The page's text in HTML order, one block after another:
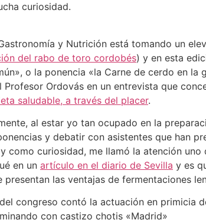
curiosidad.
y Nutrición está tomando un
del rabo de toro cordobés) y en esta
o la ponencia «la Carne de cerdo en
Ordovás en un entrevista que
saludable, a través del placer.
al estar yo tan ocupado en la
y debatir con asistentes que han
como curiosidad, me llamó la atención
en un artículo en el diario de Sevilla y es
presentan las ventajas de fermentaciones
congreso contó la actuación en primicia
con castizo chotis «Madrid»